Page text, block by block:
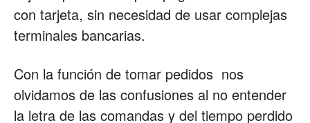
con tarjeta, sin necesidad de usar complejas
terminales bancarias.
Con la función de tomar pedidos nos
olvidamos de las confusiones al no entender
la letra de las comandas y del tiempo perdido